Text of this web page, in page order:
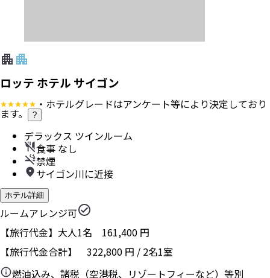
ロッテ ホテル サイゴン
・ホテルグレードはアンケート等により決定しており
ます。 ?
デラックス ツインルーム
食事 なし
禁煙
サイゴン川に近接
ホテル詳細
ルームアレンジ可
【旅行代金】大人1名 161,400 円
【旅行代金合計】 322,800 円 / 2名1室
燃油込み、諸税（空港税、リゾートフィーなど）等別